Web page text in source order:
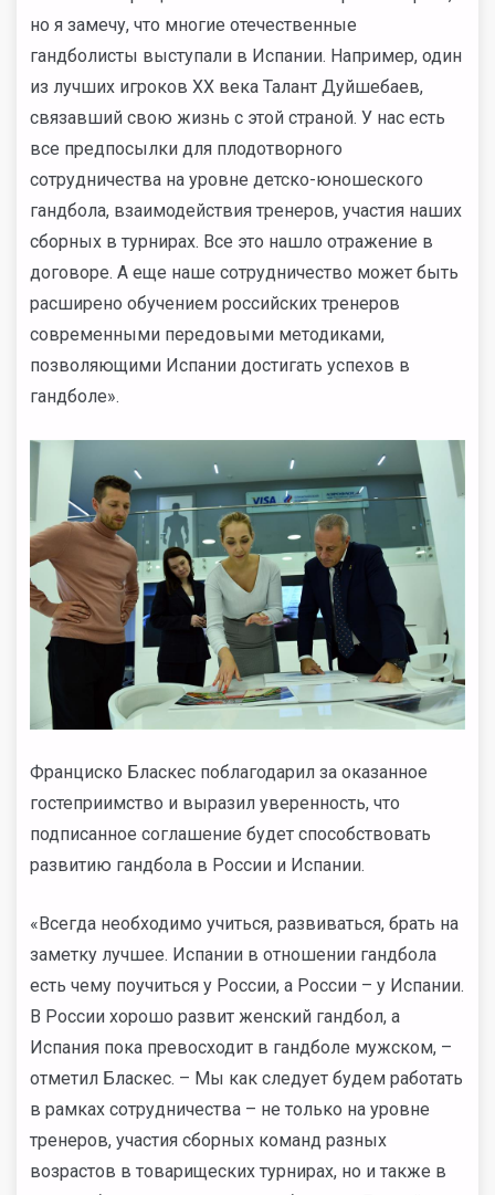
но я замечу, что многие отечественные
гандболисты выступали в Испании. Например, один
из лучших игроков XX века Талант Дуйшебаев,
связавший свою жизнь с этой страной. У нас есть
все предпосылки для плодотворного
сотрудничества на уровне детско-юношеского
гандбола, взаимодействия тренеров, участия наших
сборных в турнирах. Все это нашло отражение в
договоре. А еще наше сотрудничество может быть
расширено обучением российских тренеров
современными передовыми методиками,
позволяющими Испании достигать успехов в
гандболе».
Франциско Бласкес поблагодарил за оказанное
гостеприимство и выразил уверенность, что
подписанное соглашение будет способствовать
развитию гандбола в России и Испании.
«Всегда необходимо учиться, развиваться, брать на
заметку лучшее. Испании в отношении гандбола
есть чему поучиться у России, а России – у Испании.
В России хорошо развит женский гандбол, а
Испания пока превосходит в гандболе мужском, –
отметил Бласкес. – Мы как следует будем работать
в рамках сотрудничества – не только на уровне
тренеров, участия сборных команд разных
возрастов в товарищеских турнирах, но и также в